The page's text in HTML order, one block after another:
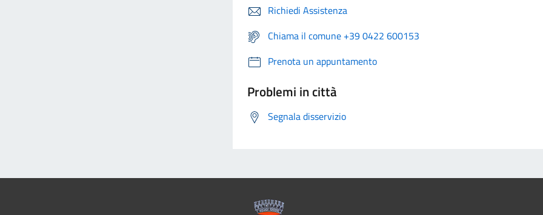
Richiedi Assistenza
Chiama il comune +39 0422 600153
Prenota un appuntamento
Problemi in città
Segnala disservizio